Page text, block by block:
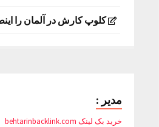
کلوپ کارش در آلمان را
مدیر :
خرید بک لینک behtarinbacklink.com